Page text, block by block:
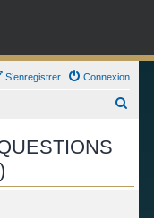
Connexion
S’enregistrer
e